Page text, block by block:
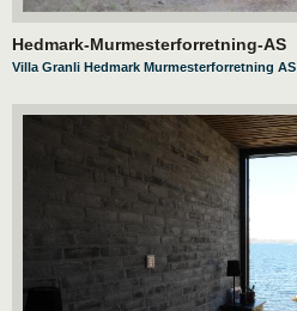
Hedmark-Murmesterforretning-AS
Villa Granli Hedmark Murmesterforretning AS